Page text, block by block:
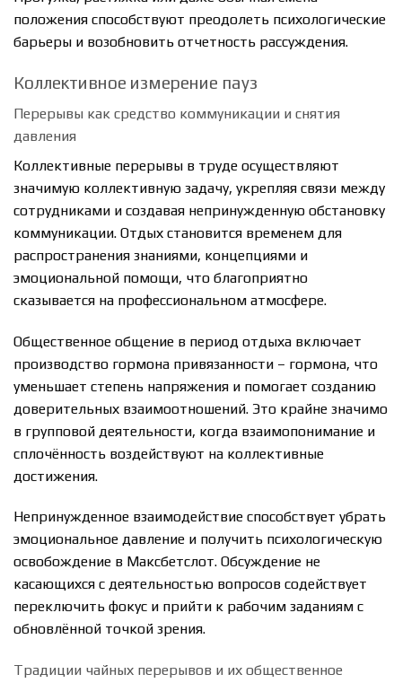
положения способствуют преодолеть психологические
барьеры и возобновить отчетность рассуждения.
Коллективное измерение пауз
Перерывы как средство коммуникации и снятия
давления
Коллективные перерывы в труде осуществляют
значимую коллективную задачу, укрепляя связи между
сотрудниками и создавая непринужденную обстановку
коммуникации. Отдых становится временем для
распространения знаниями, концепциями и
эмоциональной помощи, что благоприятно
сказывается на профессиональном атмосфере.
Общественное общение в период отдыха включает
производство гормона привязанности – гормона, что
уменьшает степень напряжения и помогает созданию
доверительных взаимоотношений. Это крайне значимо
в групповой деятельности, когда взаимопонимание и
сплочённость воздействуют на коллективные
достижения.
Непринужденное взаимодействие способствует убрать
эмоциональное давление и получить психологическую
освобождение в Максбетслот. Обсуждение не
касающихся с деятельностью вопросов содействует
переключить фокус и прийти к рабочим заданиям с
обновлённой точкой зрения.
Традиции чайных перерывов и их общественное